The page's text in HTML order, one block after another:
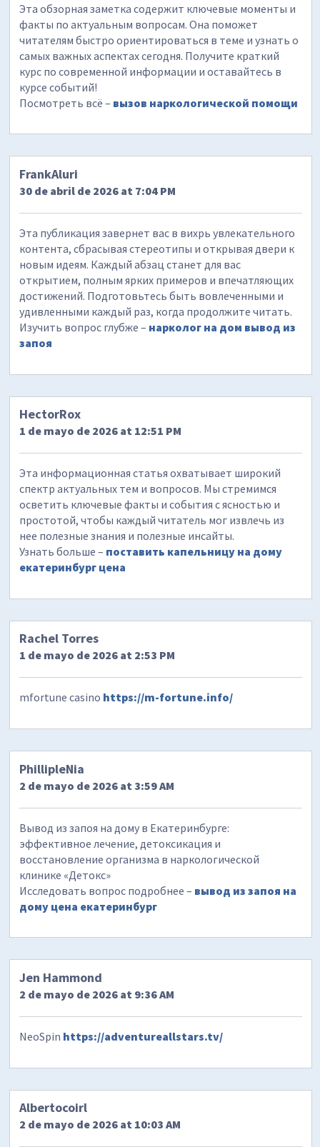
Эта обзорная заметка содержит ключевые моменты и
факты по актуальным вопросам. Она поможет
читателям быстро ориентироваться в теме и узнать о
самых важных аспектах сегодня. Получите краткий
курс по современной информации и оставайтесь в
курсе событий!
Посмотреть всё – вызов наркологической помощи
FrankAluri
30 de abril de 2026 at 7:04 PM
Эта публикация завернет вас в вихрь увлекательного
контента, сбрасывая стереотипы и открывая двери к
новым идеям. Каждый абзац станет для вас
открытием, полным ярких примеров и впечатляющих
достижений. Подготовьтесь быть вовлеченными и
удивленными каждый раз, когда продолжите читать.
Изучить вопрос глубже – нарколог на дом вывод из
запоя
HectorRox
1 de mayo de 2026 at 12:51 PM
Эта информационная статья охватывает широкий
спектр актуальных тем и вопросов. Мы стремимся
осветить ключевые факты и события с ясностью и
простотой, чтобы каждый читатель мог извлечь из
нее полезные знания и полезные инсайты.
Узнать больше – поставить капельницу на дому
екатеринбург цена
Rachel Torres
1 de mayo de 2026 at 2:53 PM
mfortune casino https://m-fortune.info/
PhillipleNia
2 de mayo de 2026 at 3:59 AM
Вывод из запоя на дому в Екатеринбурге:
эффективное лечение, детоксикация и
восстановление организма в наркологической
клинике «Детокс»
Исследовать вопрос подробнее – вывод из запоя на
дому цена екатеринбург
Jen Hammond
2 de mayo de 2026 at 9:36 AM
NeoSpin https://adventureallstars.tv/
Albertocoirl
2 de mayo de 2026 at 10:03 AM